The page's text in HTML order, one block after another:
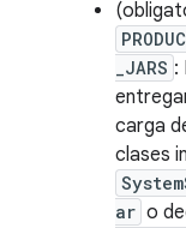
_JARS :
carga
clases
ar o